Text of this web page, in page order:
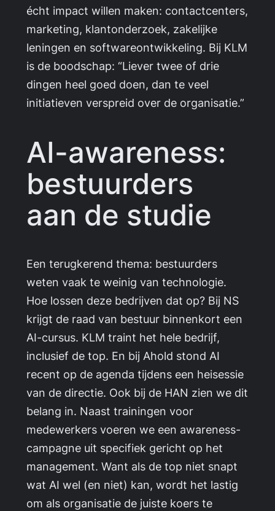
écht impact willen maken: contactcenters,
marketing, klantonderzoek, zakelijke
leningen en softwareontwikkeling. Bij KLM
is de boodschap: “Liever twee of drie
dingen heel goed doen, dan te veel
initiatieven verspreid over de organisatie.”
AI-awareness:
bestuurders
aan de studie
Een terugkerend thema: bestuurders
weten vaak te weinig van technologie.
Hoe lossen deze bedrijven dat op? Bij NS
krijgt de raad van bestuur binnenkort een
AI-cursus. KLM traint het hele bedrijf,
inclusief de top. En bij Ahold stond AI
recent op de agenda tijdens een heisessie
van de directie. Ook bij de HAN zien we dit
belang in. Naast trainingen voor
medewerkers voeren we een awareness-
campagne uit specifiek gericht op het
management. Want als de top niet snapt
wat AI wel (en niet) kan, wordt het lastig
om als organisatie de juiste koers te